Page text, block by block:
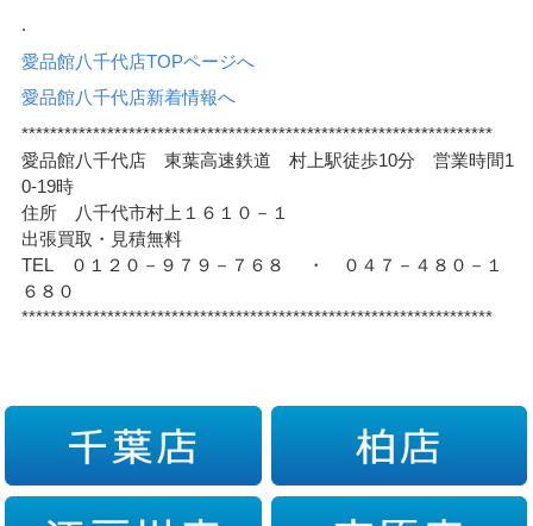
.
愛品館八千代店TOPページへ
愛品館八千代店新着情報へ
******************************************************************
愛品館八千代店 東葉高速鉄道 村上駅徒歩10分 営業時間1
0-19時
住所 八千代市村上１６１０－１
出張買取・見積無料
TEL ０１２０－９７９－７６８ ・ ０４７－４８０－１
６８０
******************************************************************